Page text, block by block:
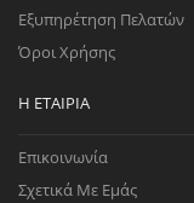
Εξυπηρέτηση Πελατών
Όροι Χρήσης
Η ΕΤΑΙΡΊΑ
Επικοινωνία
Σχετικά Με Εμάς